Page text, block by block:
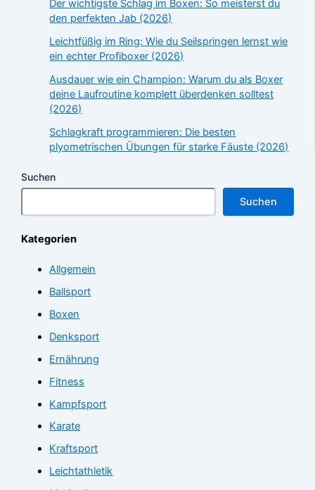
Der wichtigste Schlag im Boxen: So meisterst du
den perfekten Jab (2026)
Leichtfüßig im Ring: Wie du Seilspringen lernst wie
ein echter Profiboxer (2026)
Ausdauer wie ein Champion: Warum du als Boxer
deine Laufroutine komplett überdenken solltest
(2026)
Schlagkraft programmieren: Die besten
plyometrischen Übungen für starke Fäuste (2026)
Suchen
Suchen
Kategorien
Allgemein
Ballsport
Boxen
Denksport
Ernährung
Fitness
Kampfsport
Karate
Kraftsport
Leichtathletik